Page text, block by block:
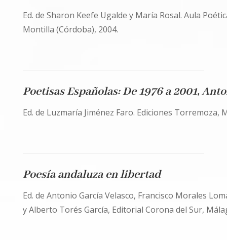
Ed. de Sharon Keefe Ugalde y María Rosal. Aula
Montilla (Córdoba), 2004.
Poetisas Españolas: De 1976 a 2001,
Ed. de Luzmaría Jiménez Faro. Ediciones Torremoza,
Poesía andaluza en libertad
Ed. de Antonio García Velasco, Francisco Morales
y Alberto Torés García, Editorial Corona del Sur,